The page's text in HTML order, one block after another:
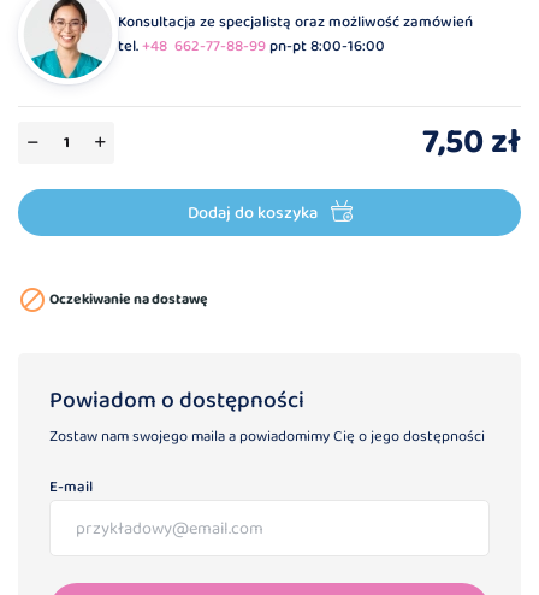
Konsultacja ze specjalistą oraz możliwość zamówień
tel.+48 662-77-88-99pn-pt 8:00-16:00
7,50 zł
Dodaj do koszyka
 Oczekiwanie na dostawę
Powiadom o dostępności
Zostaw nam swojego maila a powiadomimy Cię o jego dostępności
E-mail